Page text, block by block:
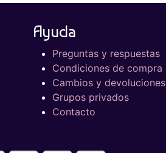
Ayuda
Preguntas y respuestas
Condiciones de compra
Cambios y devoluciones
Grupos privados
Contacto